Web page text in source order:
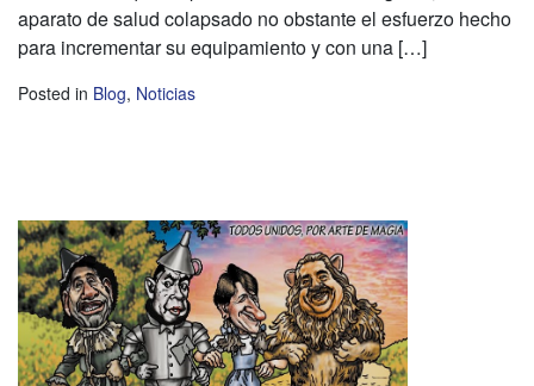
aparato de salud colapsado no obstante el esfuerzo hecho
para incrementar su equipamiento y con una […]
Posted in Blog, Noticias